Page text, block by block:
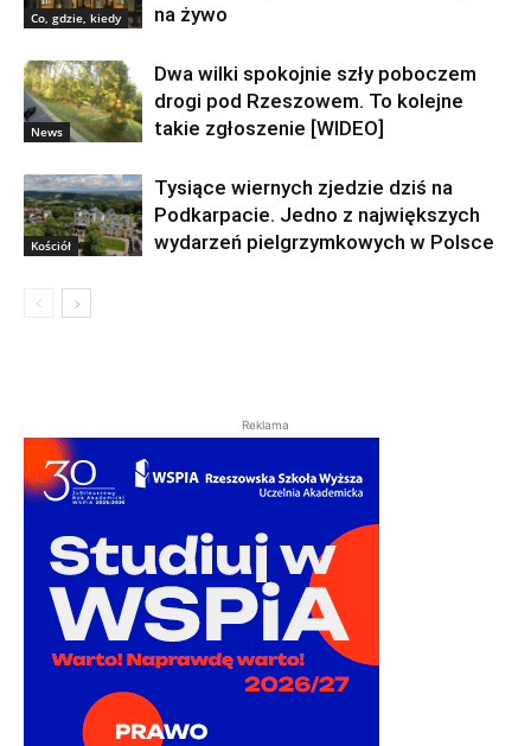
Co, gdzie, kiedy
na żywo
News
Dwa wilki spokojnie szły poboczem
drogi pod Rzeszowem. To kolejne
takie zgłoszenie [WIDEO]
Kościół
Tysiące wiernych zjedzie dziś na
Podkarpacie. Jedno z największych
wydarzeń pielgrzymkowych w Polsce
Reklama